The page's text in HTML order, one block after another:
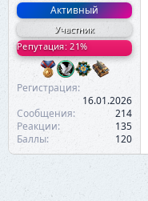
Активный
Участник
Репутация: 21%
Регистрация
16.01.2026
Сообщения
214
Реакции
135
Баллы
120